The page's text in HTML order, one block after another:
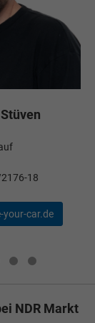
18
your-car.de
NDR Markt